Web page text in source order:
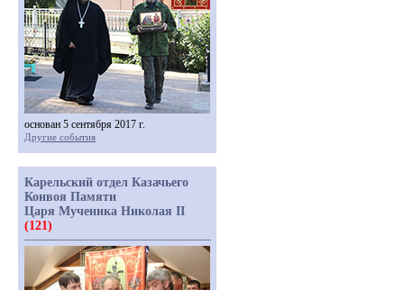
основан 5 сентября 2017 г.
Другие события
Карельский отдел Казачьего
Конвоя Памяти
Царя Мученика Николая II
(121)